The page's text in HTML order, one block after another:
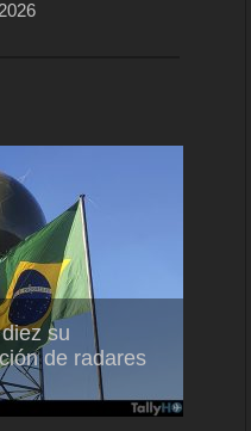
su
de radares